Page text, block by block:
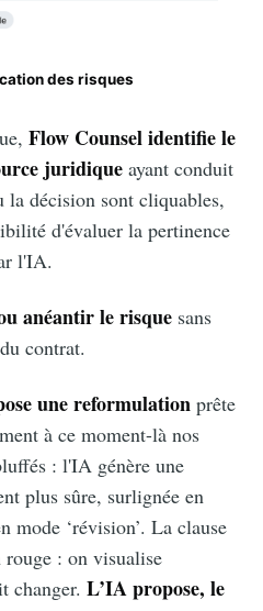
des risques
Flow Counsel identifie le
juridique ayant conduit
la décision sont cliquables,
d'évaluer la pertinence
l'IA.
anéantir le risque sans
contrat.
une reformulation prête
à ce moment-là nos
: l'IA génère une
plus sûre, surlignée en
mode ‘révision’. La clause
rouge : on visualise
changer.L’IA propose, le